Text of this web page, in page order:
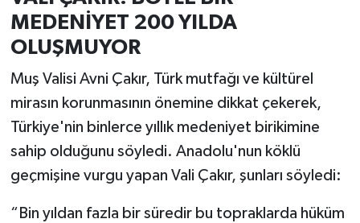
MEDENİYET 200 YILDA
OLUŞMUYOR
Muş Valisi Avni Çakır, Türk mutfağı ve kültürel
mirasın korunmasının önemine dikkat çekerek,
Türkiye'nin binlerce yıllık medeniyet birikimine
sahip olduğunu söyledi. Anadolu'nun köklü
geçmişine vurgu yapan Vali Çakır, şunları söyledi:
“Bin yıldan fazla bir süredir bu topraklarda hüküm